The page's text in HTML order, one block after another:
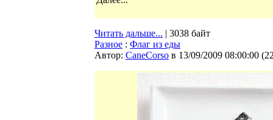
Читать дальше... | 3038 байт
Разное : Флаг из еды
Автор: CaneCorso в 13/09/2009 08:00:00 (